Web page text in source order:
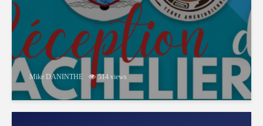
Mike DANINTHE 514 views